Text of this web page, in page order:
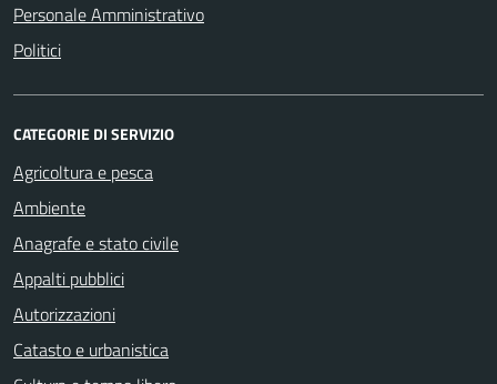
Personale Amministrativo
Politici
CATEGORIE DI SERVIZIO
Agricoltura e pesca
Ambiente
Anagrafe e stato civile
Appalti pubblici
Autorizzazioni
Catasto e urbanistica